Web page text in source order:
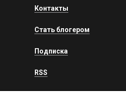
Контакты
Стать блогером
Подписка
RSS